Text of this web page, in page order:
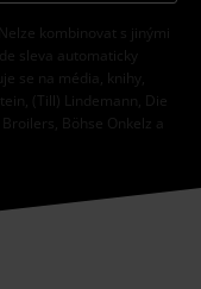
kombinovat s jinými
sleva automaticky
se na média, knihy,
(Till) Lindemann, Die
Böhse Onkelz a